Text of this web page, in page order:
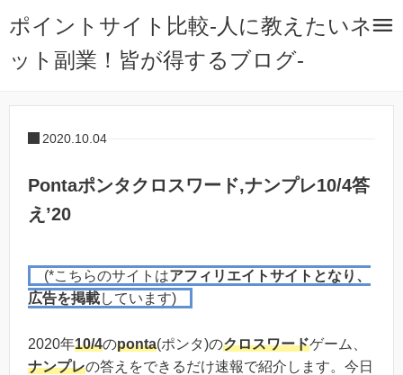
ポイントサイト比較-人に教えたいネ
ット副業！皆が得するブログ-
2020.10.04
Pontaポンタクロスワード,ナンプレ10/4答
え’20
(*こちらのサイトはアフィリエイトサイトとなり、
広告を掲載しています)
2020年10/4のponta(ポンタ)のクロスワードゲーム、
ナンプレの答えをできるだけ速報で紹介します。今日